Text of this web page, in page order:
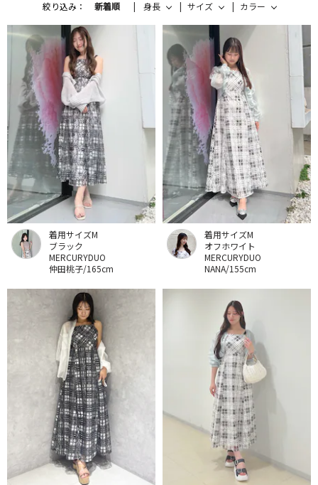
絞り込み： 新着順 身長 サイズ カラー
着用サイズM
ブラック
MERCURYDUO
仲田桃子/165cm
着用サイズM
オフホワイト
MERCURYDUO
NANA/155cm